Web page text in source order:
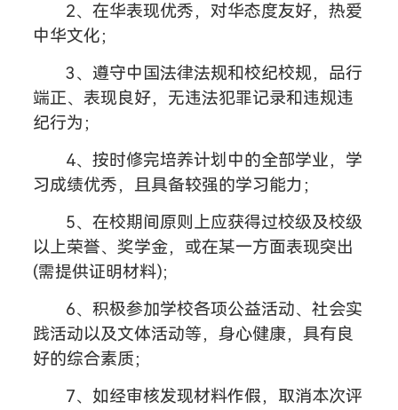
2、在华表现优秀，对华态度友好，热爱
中华文化；
3、遵守中国法律法规和校纪校规，品行
端正、表现良好，无违法犯罪记录和违规违
纪行为；
4、按时修完培养计划中的全部学业，学
习成绩优秀，且具备较强的学习能力；
5、在校期间原则上应获得过校级及校级
以上荣誉、奖学金，或在某一方面表现突出
(需提供证明材料);
6、积极参加学校各项公益活动、社会实
践活动以及文体活动等，身心健康，具有良
好的综合素质；
7、如经审核发现材料作假，取消本次评